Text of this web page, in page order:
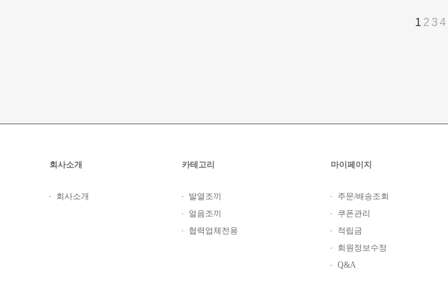
1 2 3 4
회사소개
회사소개
카테고리
발열조끼
얼음조끼
협력업체전용
마이페이지
주문/배송조회
쿠폰관리
적립금
회원정보수정
Q&A